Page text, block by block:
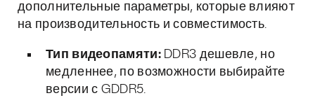
дополнительные параметры, которые влияют
на производительность и совместимость.
Тип видеопамяти:DDR3 дешевле, но
медленнее, по возможности выбирайте
версии с GDDR5.